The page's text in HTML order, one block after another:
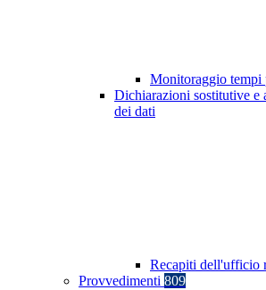
Monitoraggio tempi
Dichiarazioni sostitutive e
dei dati
Recapiti dell'ufficio
Provvedimenti 809